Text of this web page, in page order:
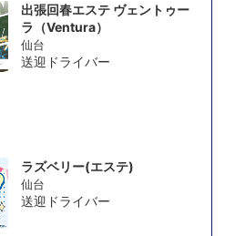
出張回春エステ ヴェントゥー
ラ（Ventura）
仙台
送迎ドライバー
ラズベリー(エステ)
仙台
送迎ドライバー